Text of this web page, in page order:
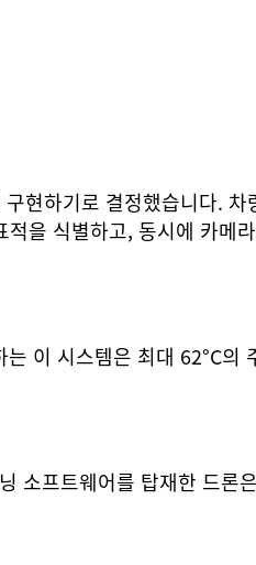
현하기로 결정했습니다.
을 식별하고, 동시에 카메
이 시스템은 최대 62°C의
소프트웨어를 탑재한 드론